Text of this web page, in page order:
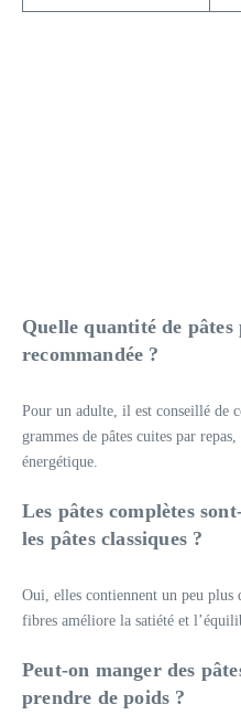
Quelle quantité de pâtes
recommandée ?
Pour un adulte, il est conseillé de
grammes de pâtes cuites par
énergétique.
Les pâtes complètes
les pâtes classiques ?
Oui, elles contiennent un peu plus
fibres améliore la satiété et
Peut-on manger des
prendre de poids ?